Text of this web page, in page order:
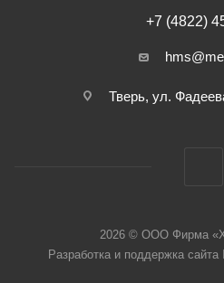
+7 (4822)
Тверь, ул.
2026 © ООО Фирма
Разработка и поддержка сайта